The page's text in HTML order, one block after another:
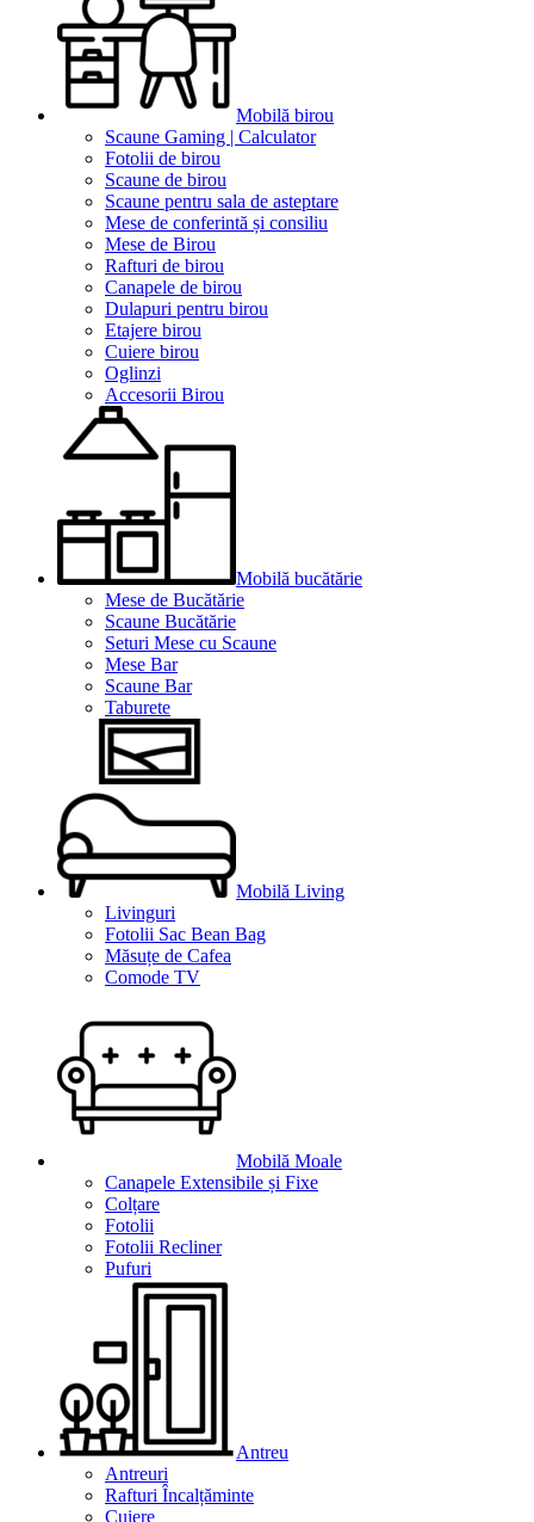
Mobilă birou
Scaune Gaming | Calculator
Fotolii de birou
Scaune de birou
Scaune pentru sala de asteptare
Mese de conferintă și consiliu
Mese de Birou
Rafturi de birou
Canapele de birou
Dulapuri pentru birou
Etajere birou
Cuiere birou
Oglinzi
Accesorii Birou
Mobilă bucătărie
Mese de Bucătărie
Scaune Bucătărie
Seturi Mese cu Scaune
Mese Bar
Scaune Bar
Taburete
Mobilă Living
Livinguri
Fotolii Sac Bean Bag
Măsuțe de Cafea
Comode TV
Mobilă Moale
Canapele Extensibile și Fixe
Colțare
Fotolii
Fotolii Recliner
Pufuri
Antreu
Antreuri
Rafturi Încalțăminte
Cuiere